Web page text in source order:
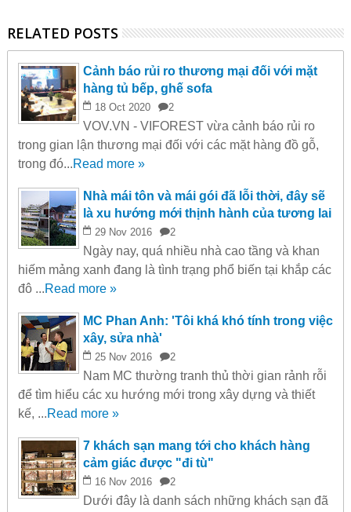
RELATED POSTS
Cảnh báo rủi ro thương mại đối với mặt
hàng tủ bếp, ghế sofa
18 Oct 2020 2
VOV.VN - VIFOREST vừa cảnh báo rủi ro
trong gian lận thương mại đối với các mặt hàng đồ gỗ,
trong đó...Read more »
Nhà mái tôn và mái gói đã lỗi thời, đây sẽ
là xu hướng mới thịnh hành của tương lai
29 Nov 2016 2
Ngày nay, quá nhiều nhà cao tầng và khan
hiếm mảng xanh đang là tình trạng phổ biến tại khắp các
đô ...Read more »
MC Phan Anh: 'Tôi khá khó tính trong việc
xây, sửa nhà'
25 Nov 2016 2
Nam MC thường tranh thủ thời gian rảnh rỗi
để tìm hiểu các xu hướng mới trong xây dựng và thiết
kế, ...Read more »
7 khách sạn mang tới cho khách hàng
cảm giác được "đi tù"
16 Nov 2016 2
Dưới đây là danh sách những khách sạn đã